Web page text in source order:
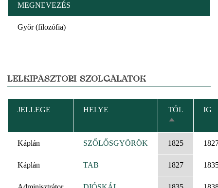
MEGNEVEZÉS
Győr (filozófia)
LELKIPÁSZTORI SZOLGÁLATOK
JELLEGE HELYE
TÓL
CSÖKKENŐ
RENDEZÉS
IG
Káplán SZŐLŐSGYÖRÖK 1825
Káplán TAB 1827